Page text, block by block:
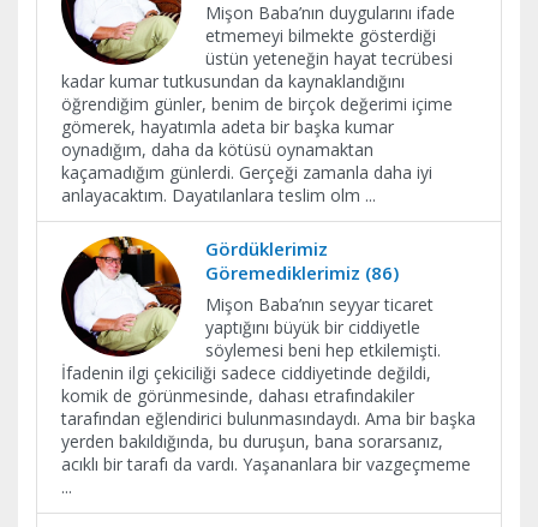
Mişon Baba’nın duygularını ifade
etmemeyi bilmekte gösterdiği
üstün yeteneğin hayat tecrübesi
kadar kumar tutkusundan da kaynaklandığını
öğrendiğim günler, benim de birçok değerimi içime
gömerek, hayatımla adeta bir başka kumar
oynadığım, daha da kötüsü oynamaktan
kaçamadığım günlerdi. Gerçeği zamanla daha iyi
anlayacaktım. Dayatılanlara teslim olm ...
Gördüklerimiz
Göremediklerimiz (86)
Mişon Baba’nın seyyar ticaret
yaptığını büyük bir ciddiyetle
söylemesi beni hep etkilemişti.
İfadenin ilgi çekiciliği sadece ciddiyetinde değildi,
komik de görünmesinde, dahası etrafındakiler
tarafından eğlendirici bulunmasındaydı. Ama bir başka
yerden bakıldığında, bu duruşun, bana sorarsanız,
acıklı bir tarafı da vardı. Yaşananlara bir vazgeçmeme
...